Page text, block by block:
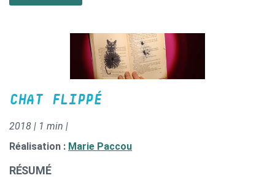
CHAT FLIPPÉ
2018 | 1 min |
Réalisation : Marie Paccou
RÉSUMÉ